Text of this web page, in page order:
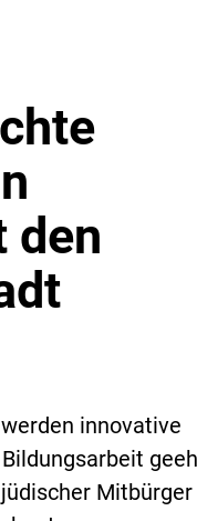
den
innovative
Mitbürger